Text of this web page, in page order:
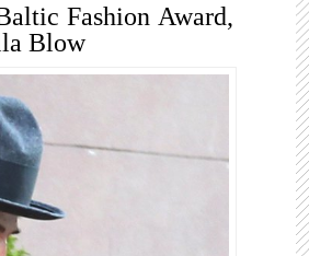
Fashion Award,
Blow